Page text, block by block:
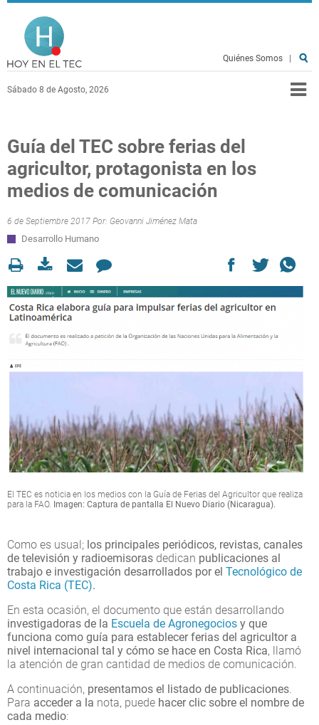
Pasar al contenido principal
Sábado 8 de Agosto, 2026
Quiénes Somos
Guía del TEC sobre ferias del
agricultor, protagonista en los
medios de comunicación
6 de Septiembre 2017 Por: Geovanni Jiménez Mata
Desarrollo Humano
El TEC es noticia en los medios con la Guía de Ferias del Agricultor que realiza
para la FAO. Imagen: Captura de pantalla El Nuevo Diario (Nicaragua).
Como es usual; los principales periódicos, revistas, canales
de televisión y radioemisoras dedican publicaciones al
trabajo e investigación desarrollados por el Tecnológico de
Costa Rica (TEC).
En esta ocasión, el documento que están desarrollando
investigadoras de la Escuela de Agronegocios y que
funciona como guía para establecer ferias del agricultor a
nivel internacional tal y cómo se hace en Costa Rica, llamó
la atención de gran cantidad de medios de comunicación.
A continuación, presentamos el listado de publicaciones.
Para acceder a la nota, puede hacer clic sobre el nombre de
cada medio: